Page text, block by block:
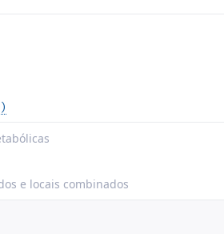
e locais combinados